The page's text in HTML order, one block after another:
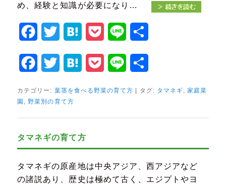
め、経験と知識が必要になり…
Facebook
Twitter HatenaPocket Line
Facebook
Twitter HatenaPocket Line
カテゴリー: 葉茎を食べる野菜の育て方 | タグ: タマネギ ,家庭菜
園
,野菜別の育て方
タマネギの育て方
タマネギの原産地は中央アジア、西アジアなど
の諸説あり、歴史は極めて古く、エジプトやヨ